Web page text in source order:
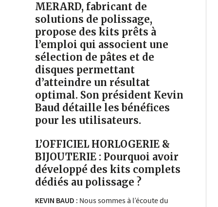
MERARD, fabricant de
solutions de polissage,
propose des kits prêts à
l’emploi qui associent une
sélection de pâtes et de
disques permettant
d’atteindre un résultat
optimal. Son président Kevin
Baud détaille les bénéfices
pour les utilisateurs.
L’OFFICIEL HORLOGERIE &
BIJOUTERIE : Pourquoi avoir
développé des kits complets
dédiés au polissage ?
KEVIN BAUD : Nous sommes à l’écoute du